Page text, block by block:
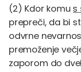
(2) Kdor komu s
prepreči, da bi
odvrne
premoženje
zaporom do